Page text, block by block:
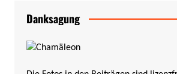
Danksagung